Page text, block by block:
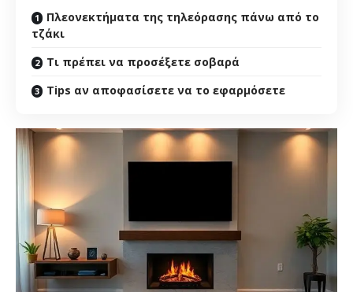
Πλεονεκτήματα της τηλεόρασης πάνω από το
τζάκι
Τι πρέπει να προσέξετε σοβαρά
Tips αν αποφασίσετε να το εφαρμόσετε